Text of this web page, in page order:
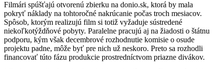
Filmári spúšťajú otvorenú zbierku na donio.sk, ktorá by mala
pokryť náklady na tohtoročné nakrúcanie počas troch mesiacov.
Spôsob, ktorým realizujú film si totiž vyžaduje sústredené
niekoľkotýždňové pobyty. Paralelne pracujú aj na žiadosti o štátnu
podporu, kým však decembrové rozhodnutie komisie o osude
projektu padne, môže byť pre nich už neskoro. Preto sa rozhodli
financovať túto fázu produkcie prostredníctvom priazne divákov.